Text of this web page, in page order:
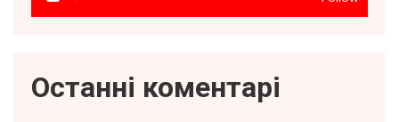
Останні коментарі